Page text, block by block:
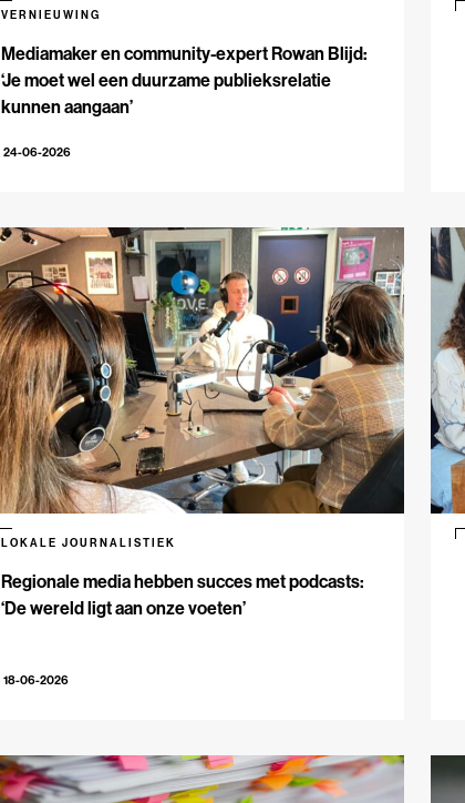
Mediamaker en community-expert Rowan Blijd:
‘Je moet wel een duurzame publieksrelatie
kunnen aangaan’
VERNIEUWING
24-06-2026
Regionale media hebben succes met podcasts:
‘De wereld ligt aan onze voeten’
LOKALE JOURNALISTIEK
18-06-2026